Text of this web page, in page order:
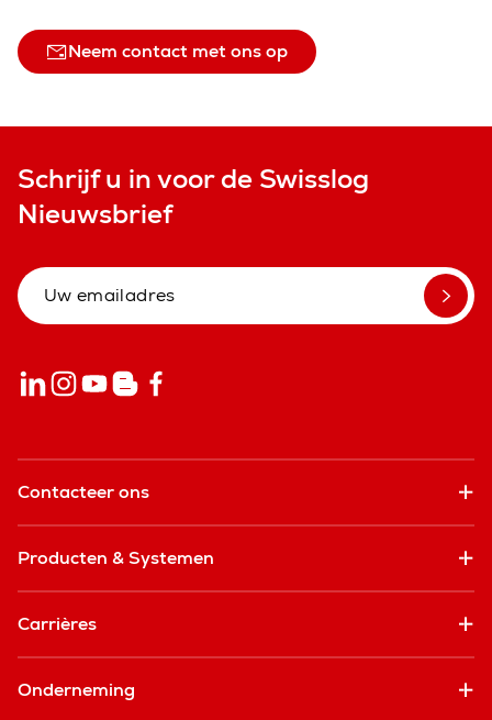
Neem contact met ons op
Schrijf u in voor de Swisslog
Nieuwsbrief
Contacteer ons
Producten & Systemen
Carrières
Onderneming